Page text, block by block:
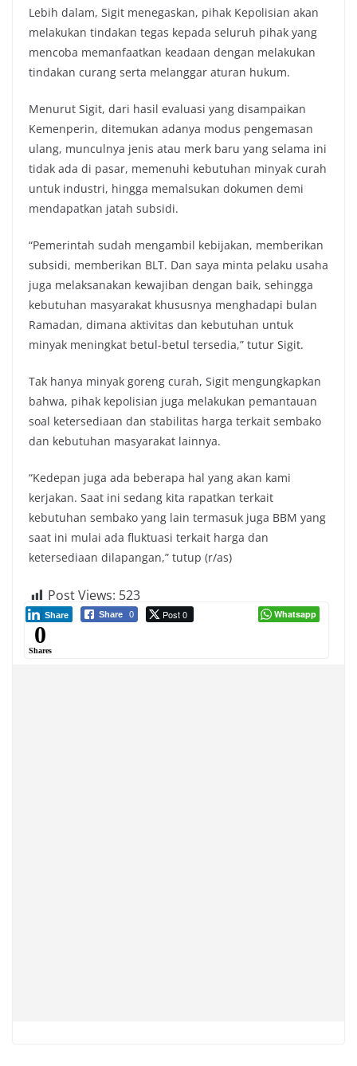
Lebih dalam, Sigit menegaskan, pihak Kepolisian akan
melakukan tindakan tegas kepada seluruh pihak yang
mencoba memanfaatkan keadaan dengan melakukan
tindakan curang serta melanggar aturan hukum.
Menurut Sigit, dari hasil evaluasi yang disampaikan
Kemenperin, ditemukan adanya modus pengemasan
ulang, munculnya jenis atau merk baru yang selama ini
tidak ada di pasar, memenuhi kebutuhan minyak curah
untuk industri, hingga memalsukan dokumen demi
mendapatkan jatah subsidi.
“Pemerintah sudah mengambil kebijakan, memberikan
subsidi, memberikan BLT. Dan saya minta pelaku usaha
juga melaksanakan kewajiban dengan baik, sehingga
kebutuhan masyarakat khususnya menghadapi bulan
Ramadan, dimana aktivitas dan kebutuhan untuk
minyak meningkat betul-betul tersedia,” tutur Sigit.
Tak hanya minyak goreng curah, Sigit mengungkapkan
bahwa, pihak kepolisian juga melakukan pemantauan
soal ketersediaan dan stabilitas harga terkait sembako
dan kebutuhan masyarakat lainnya.
“Kedepan juga ada beberapa hal yang akan kami
kerjakan. Saat ini sedang kita rapatkan terkait
kebutuhan sembako yang lain termasuk juga BBM yang
saat ini mulai ada fluktuasi terkait harga dan
ketersediaan dilapangan,” tutup (r/as)
Post Views: 523
Share 0 Post 0
Share Whatsapp
0
Shares